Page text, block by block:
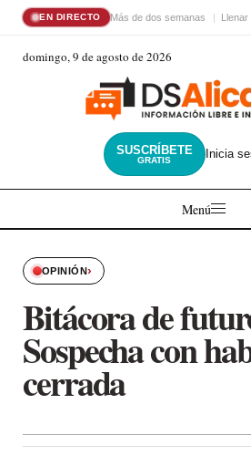
EN DIRECTO Más de dos semanas Llenar
domingo, 9 de agosto de 2026
SUSCRÍBETE
GRATIS Inicia
Menú
OPINIÓN›
Bitácora de
Sospecha con
cerrada